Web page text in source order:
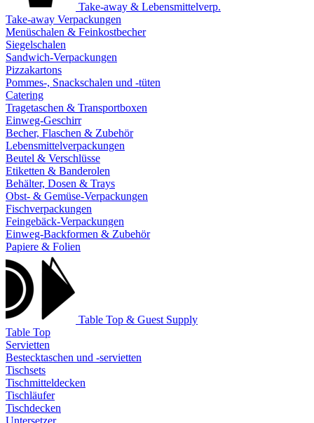
Take-away & Lebensmittelverp.
Take-away Verpackungen
Menüschalen & Feinkostbecher
Siegelschalen
Sandwich-Verpackungen
Pizzakartons
Pommes-, Snackschalen und -tüten
Catering
Tragetaschen & Transportboxen
Einweg-Geschirr
Becher, Flaschen & Zubehör
Lebensmittelverpackungen
Beutel & Verschlüsse
Etiketten & Banderolen
Behälter, Dosen & Trays
Obst- & Gemüse-Verpackungen
Fischverpackungen
Feingebäck-Verpackungen
Einweg-Backformen & Zubehör
Papiere & Folien
Table Top & Guest Supply
Table Top
Servietten
Bestecktaschen und -servietten
Tischsets
Tischmitteldecken
Tischläufer
Tischdecken